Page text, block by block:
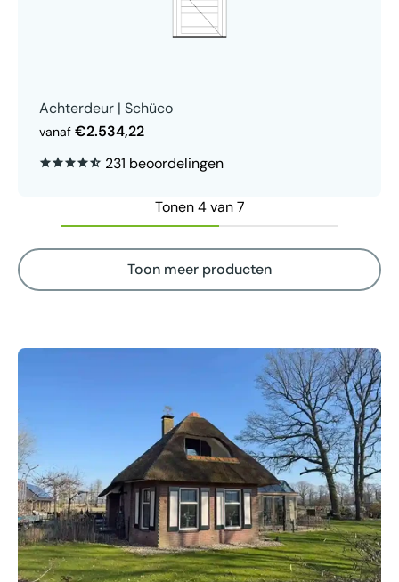
Achterdeur | Schüco
vanaf €2.534,22
231 beoordelingen
Tonen 4 van 7
Toon meer producten